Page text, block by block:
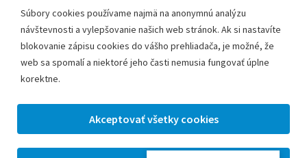
Súbory cookies používame najmä na anonymnú analýzu
návštevnosti a vylepšovanie našich web stránok. Ak si nastavíte
blokovanie zápisu cookies do vášho prehliadača, je možné, že
web sa spomalí a niektoré jeho časti nemusia fungovať úplne
korektne.
Kontakt:
Telefón:+42133/285 27 11
Email:
mesto@leopoldov.sk
primatorka@leopoldov.sk
Webmaster:webmaster@leopoldov.sk